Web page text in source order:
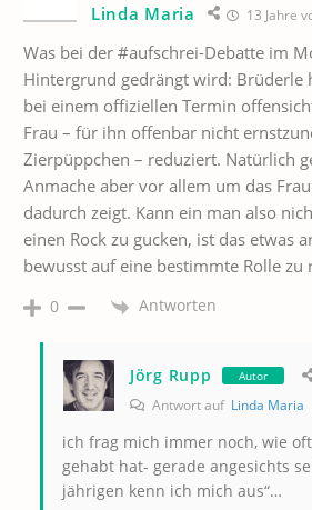
Linda Maria 13 Jahre
Was bei der #aufschrei-Debatte im
Hintergrund gedrängt wird: Brüderle
bei einem offiziellen Termin
Frau – für ihn offenbar nicht
Zierpüppchen – reduziert. Natürlich
Anmache aber vor allem um das
dadurch zeigt. Kann ein man also
einen Rock zu gucken, ist das etwas
bewusst auf eine bestimmte Rolle zu
0 Antworten
Jörg Rupp Autor
Antwort auf Linda Maria
ich frag mich immer noch, wie
gehabt hat- gerade angesichts
jährigen kenn ich mich aus“…